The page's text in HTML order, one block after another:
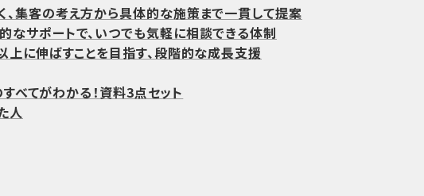
、集客の考え方から具体的な施策まで一貫して提案
なサポートで、いつでも気軽に相談できる体制
に伸ばすことを目指す、段階的な成長支援
べてがわかる！資料3点セット
人